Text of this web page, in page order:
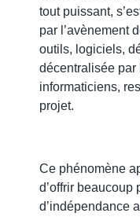
tout puissant,
par l’avènement
outils, logiciels,
décentralisée par
informaticiens,
projet.
Ce phénomène
d’offrir beaucoup
d’indépendance